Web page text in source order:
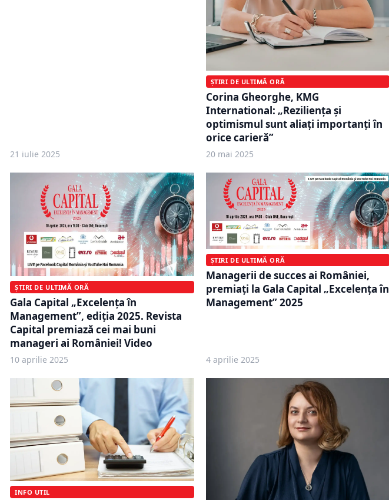
21 iulie 2025
ȘTIRI DE ULTIMĂ ORĂ
Corina Gheorghe, KMG
International: „Reziliența și
optimismul sunt aliați importanți în
orice carieră”
20 mai 2025
ȘTIRI DE ULTIMĂ ORĂ
Gala Capital „Excelența în
Management”, ediţia 2025. Revista
Capital premiază cei mai buni
manageri ai României! Video
10 aprilie 2025
ȘTIRI DE ULTIMĂ ORĂ
Managerii de succes ai României,
premiați la Gala Capital „Excelența în
Management” 2025
4 aprilie 2025
INFO UTIL